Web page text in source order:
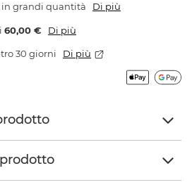
grandi quantità Di più
60,00 € Di più
30 giorni Di più